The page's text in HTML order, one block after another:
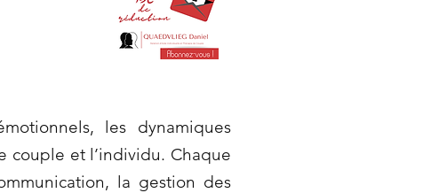
les dynamiques
couple et l’individu. Chaque
la gestion des